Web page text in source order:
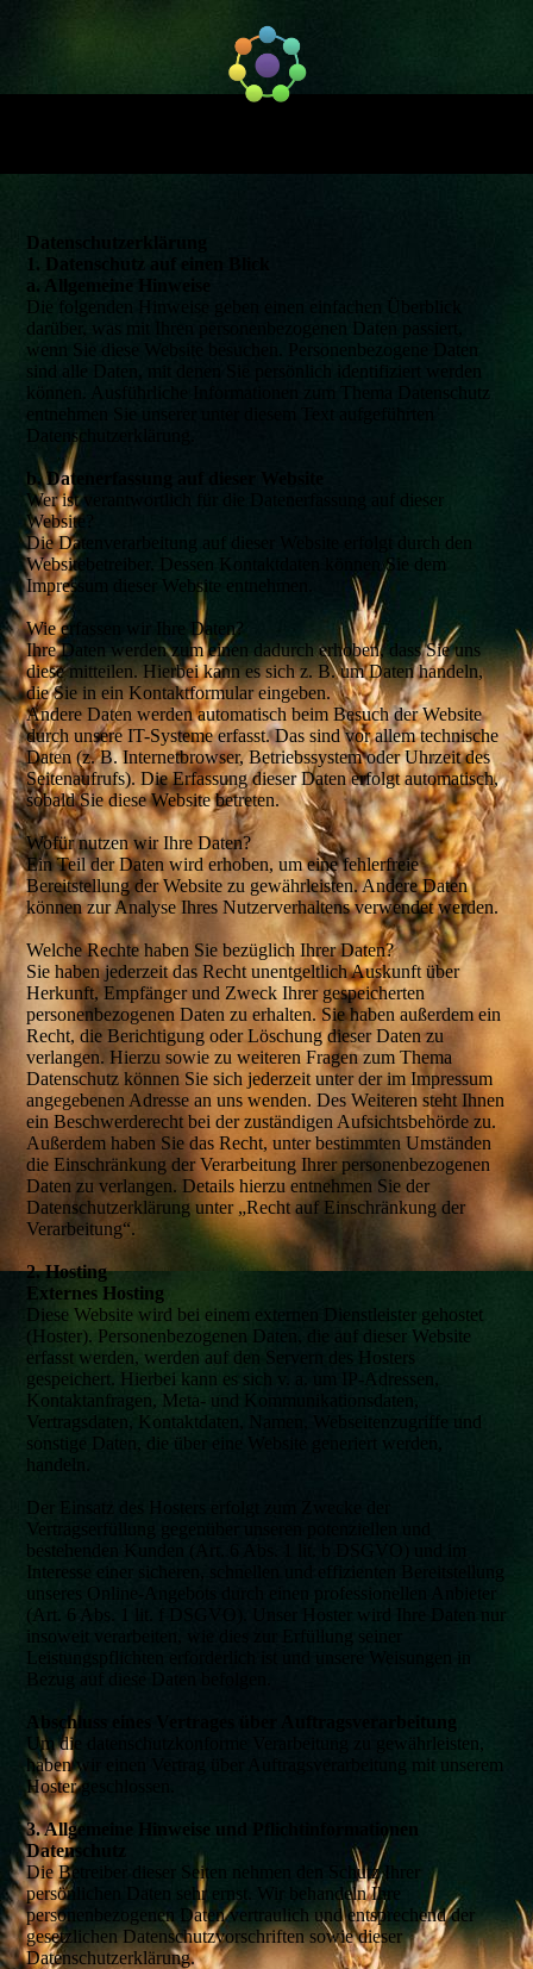
Datenschutz­erklärung
1. Datenschutz auf einen Blick
a. Allgemeine Hinweise
Die folgenden Hinweise geben einen einfachen Überblick
darüber, was mit Ihren personenbezogenen Daten passiert,
wenn Sie diese Website besuchen. Personenbezogene Daten
sind alle Daten, mit denen Sie persönlich identifiziert werden
können. Ausführliche Informationen zum Thema Datenschutz
Datenschutzerklärung.
b. Datenerfassung auf dieser Website
Wer ist verantwortlich für die Datenerfassung auf dieser
Website?
Die Datenverarbeitung auf dieser Website erfolgt durch den
Websitebetreiber. Dessen Kontaktdaten können Sie dem
Impressum dieser Website entnehmen.
Wie erfassen wir Ihre Daten?
Ihre Daten werden zum einen dadurch erhoben, dass Sie uns
diese mitteilen. Hierbei kann es sich z. B. um Daten handeln,
die Sie in ein Kontaktformular eingeben.
Andere Daten werden automatisch beim Besuch der Website
durch unsere IT-Systeme erfasst. Das sind vor allem technische
Daten (z. B. Internetbrowser, Betriebssystem oder Uhrzeit des
Seitenaufrufs). Die Erfassung dieser Daten erfolgt automatisch,
sobald Sie diese Website betreten.
Wofür nutzen wir Ihre Daten?
Ein Teil der Daten wird erhoben, um eine fehlerfreie
Bereitstellung der Website zu gewährleisten. Andere Daten
können zur Analyse Ihres Nutzerverhaltens verwendet werden.
Welche Rechte haben Sie bezüglich Ihrer Daten?
Sie haben jederzeit das Recht unentgeltlich Auskunft über
Herkunft, Empfänger und Zweck Ihrer gespeicherten
personenbezogenen Daten zu erhalten. Sie haben außerdem ein
Recht, die Berichtigung oder Löschung dieser Daten zu
verlangen. Hierzu sowie zu weiteren Fragen zum Thema
Datenschutz können Sie sich jederzeit unter der im Impressum
angegebenen Adresse an uns wenden. Des Weiteren steht Ihnen
ein Beschwerderecht bei der zuständigen Aufsichtsbehörde zu.
Außerdem haben Sie das Recht, unter bestimmten Umständen
die Einschränkung der Verarbeitung Ihrer personenbezogenen
Daten zu verlangen. Details hierzu entnehmen Sie der
Datenschutzerklärung unter „Recht auf Einschränkung der
Verarbeitung“.
2. Hosting
Externes Hosting
Diese Website wird bei einem externen Dienstleister gehostet
(Hoster). Personenbezogenen Daten, die auf dieser Website
erfasst werden, werden auf den Servern des Hosters
gespeichert. Hierbei kann es sich v. a. um IP-Adressen,
Kontaktanfragen, Meta- und Kommunikationsdaten,
Vertragsdaten, Kontaktdaten, Namen, Webseitenzugriffe und
sonstige Daten, die über eine Website generiert werden,
handeln.
Der Einsatz des Hosters erfolgt zum Zwecke der
Vertragserfüllung gegenüber unseren potenziellen und
bestehenden Kunden (Art. 6 Abs. 1 lit. b DSGVO) und im
Interesse einer sicheren, schnellen und effizienten Bereitstellung
unseres Online-Angebots durch einen professionellen Anbieter
(Art. 6 Abs. 1 lit. f DSGVO). Unser Hoster wird Ihre Daten nur
insoweit verarbeiten, wie dies zur Erfüllung seiner
Leistungspflichten erforderlich ist und unsere Weisungen in
Bezug auf diese Daten befolgen.
Abschluss eines Vertrages über Auftragsverarbeitung
Um die datenschutzkonforme Verarbeitung zu gewährleisten,
haben wir einen Vertrag über Auftragsverarbeitung mit unserem
Hoster geschlossen.
3. Allgemeine Hinweise und Pflicht­informationen
Datenschutz
Die Betreiber dieser Seiten nehmen den Schutz Ihrer
persönlichen Daten sehr ernst. Wir behandeln Ihre
personenbezogenen Daten vertraulich und entsprechend der
gesetzlichen Datenschutzvorschriften sowie dieser
Datenschutzerklärung.